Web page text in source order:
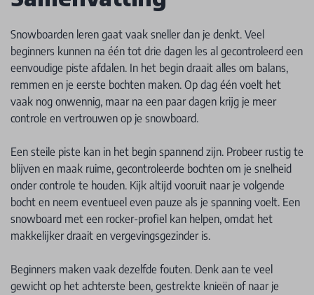
Snowboarden leren gaat vaak sneller dan je denkt. Veel
beginners kunnen na één tot drie dagen les al gecontroleerd een
eenvoudige piste afdalen. In het begin draait alles om balans,
remmen en je eerste bochten maken. Op dag één voelt het
vaak nog onwennig, maar na een paar dagen krijg je meer
controle en vertrouwen op je snowboard.
Een steile piste kan in het begin spannend zijn. Probeer rustig te
blijven en maak ruime, gecontroleerde bochten om je snelheid
onder controle te houden. Kijk altijd vooruit naar je volgende
bocht en neem eventueel even pauze als je spanning voelt. Een
snowboard met een rocker-profiel kan helpen, omdat het
makkelijker draait en vergevingsgezinder is.
Beginners maken vaak dezelfde fouten. Denk aan te veel
gewicht op het achterste been, gestrekte knieën of naar je